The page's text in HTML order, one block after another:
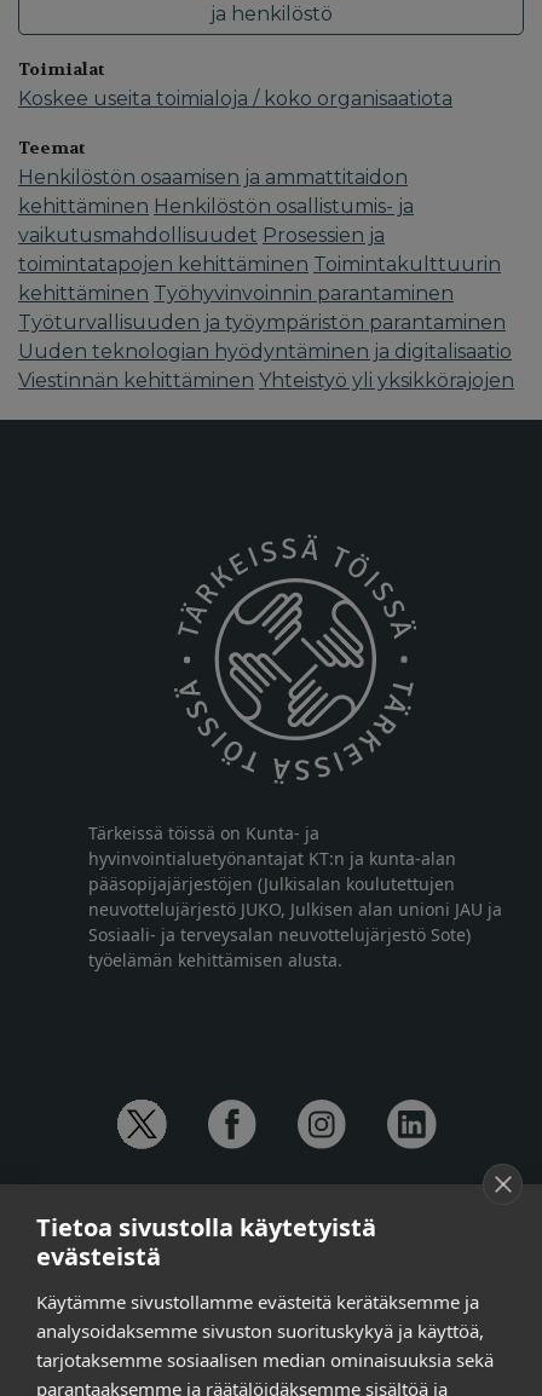
ja henkilöstö
Toimialat
Koskee useita toimialoja / koko organisaatiota
Teemat
Henkilöstön osaamisen ja ammattitaidon
kehittäminen Henkilöstön osallistumis- ja
vaikutusmahdollisuudet Prosessien ja
toimintatapojen kehittäminen Toimintakulttuurin
kehittäminen Työhyvinvoinnin parantaminen
Työturvallisuuden ja työympäristön parantaminen
Uuden teknologian hyödyntäminen ja digitalisaatio
Viestinnän kehittäminen Yhteistyö yli yksikkörajojen
Tärkeissä töissä on Kunta- ja
hyvinvointialuetyönantajat KT:n ja kunta-alan
pääsopijajärjestöjen (Julkisalan koulutettujen
neuvottelujärjestö JUKO, Julkisen alan unioni JAU ja
Sosiaali- ja terveysalan neuvottelujärjestö Sote)
työelämän kehittämisen alusta.
Anna-Mari Jaanu, kehittämispäällikkö,
puh. +358 50 572 4620
Henna Honkalo,
viestintäpäällikkö,
puh. +358 50 479 6618
Ilari Raiski, viestintä- ja tapahtumakoordinaattori,
puh. +358 45 130 3832
Tietoa sivustolla käytetyistä
evästeistä
Käytämme sivustollamme evästeitä kerätäksemme ja
analysoidaksemme sivuston suorituskykyä ja käyttöä,
tarjotaksemme sosiaalisen median ominaisuuksia sekä
parantaaksemme ja räätälöidäksemme sisältöä ja